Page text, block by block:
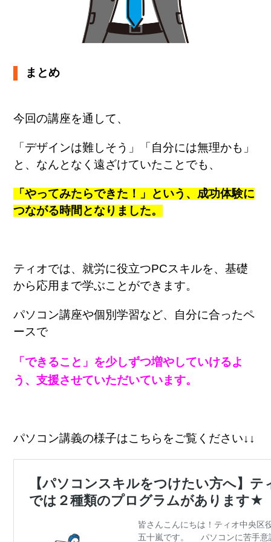
まとめ
今回の講座を通して、
「デザインは難しそう」「自分には無理かも」
と、 なんとなく遠ざけていたことでも、
「やってみたらできた！」という、 成功体験に
つながる時間となりました。
ティオでは、就労に役立つPCスキルを、基礎
から応用まで学ぶことができます。
パソコン講座や個別学習など、自分に合ったペ
ースで
「できること」を少しずつ増やしていけるよ
う、支援させていただいています。
パソコン講義の様子はこちらをご覧ください↓↓